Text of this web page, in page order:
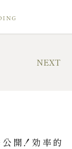
公開！効率的
NEXT